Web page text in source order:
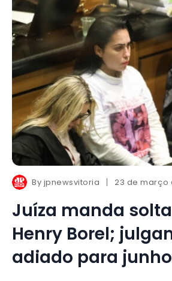
By jpnewsvitoria 23 de março
Juíza manda
Henry Borel;
adiado para junho